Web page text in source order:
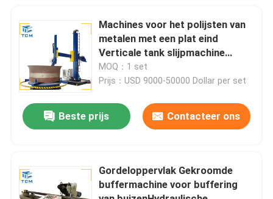
Neem contact met ons op
Nieuws
Gevallen
Tankpoetsmachine
Machines voor het polijsten van
metalen met een plat eind
Verticale tank slijpmachine
Automatische buffmachine
MOQ：1 set
Prijs：USD 9000-50000 Dollar per set
Beste prijs Contacteer ons
Gordeloppervlak Gekroomde
buffermachine voor buffering